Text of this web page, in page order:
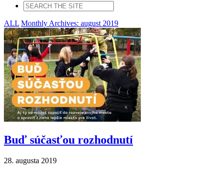
ALL Monthly Archives: august 2019
Buď súčasťou rozhodnutí
28. augusta 2019